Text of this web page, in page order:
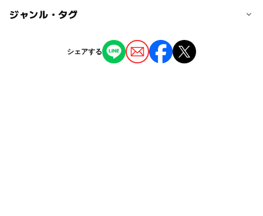
駐車場あり ー
ー 託児所
ジャンル・タグ
シェアする